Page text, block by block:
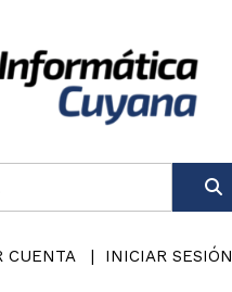
CUENTA INICIAR SESIÓN